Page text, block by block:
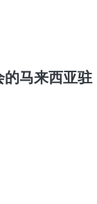
的马来西亚驻